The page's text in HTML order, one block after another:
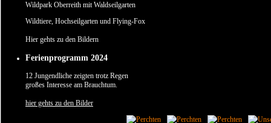
Wildpark Oberreith mit Waldseilgarten
Wildtiere, Hochseilgarten und Flying-Fox
Hier gehts zu den Bildern
Ferienprogramm 2024
12 Jungendliche zeigten trotz Regen
großes Interesse am Brauchtum.
hier gehts zu den Bilder